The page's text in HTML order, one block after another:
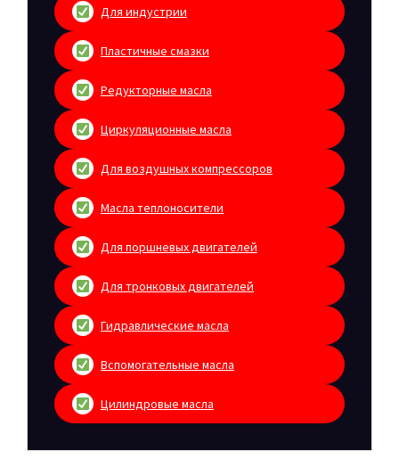
Для индустрии
Пластичные смазки
Редукторные масла
Циркуляционные масла
Для воздушных компрессоров
Масла теплоносители
Для поршневых двигателей
Для тронковых двигателей
Гидравлические масла
Вспомогательные масла
Цилиндровые масла